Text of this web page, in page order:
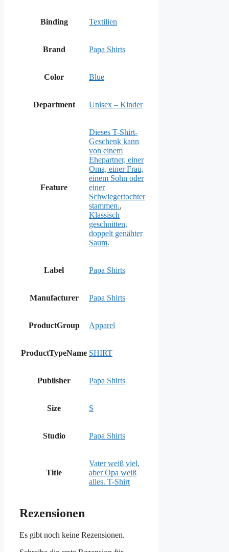
Binding Textilien
Brand Papa Shirts
Color Blue
Department Unisex – Kinder
Feature
Dieses T-Shirt-
Geschenk kann
von einem
Ehepartner, einer
Oma, einer Frau,
einem Sohn oder
einer
Schwiegertochter
stammen.,
Klassisch
geschnitten,
doppelt genähter
Saum.
Label Papa Shirts
Manufacturer Papa Shirts
ProductGroup Apparel
ProductTypeName SHIRT
Publisher Papa Shirts
Size S
Studio Papa Shirts
Title
Vater weiß viel,
aber Opa weiß
alles. T-Shirt
Rezensionen
Es gibt noch keine Rezensionen.